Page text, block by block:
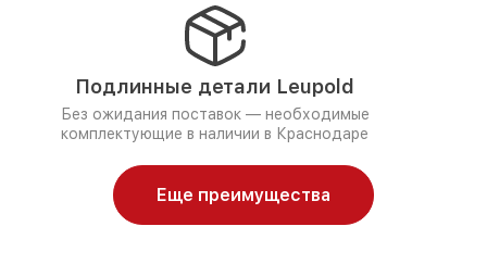
Подлинные детали Leupold
Без ожидания поставок — необходимые
комплектующие в наличии в Краснодаре
Еще преимущества